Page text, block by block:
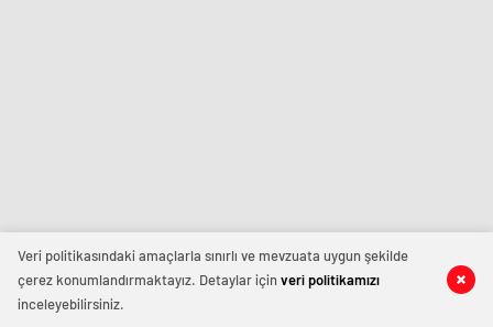
Veri politikasındaki amaçlarla sınırlı ve mevzuata uygun şekilde
çerez konumlandırmaktayız. Detaylar içinveri politikamızı
inceleyebilirsiniz.